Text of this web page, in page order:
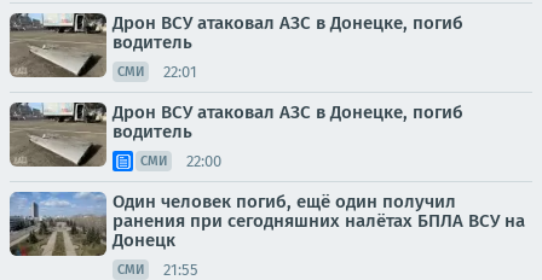
Дрон ВСУ атаковал АЗС в Донецке, погиб
водитель
СМИ 22:01
Дрон ВСУ атаковал АЗС в Донецке, погиб
водитель
СМИ 22:00
Один человек погиб, ещё один получил
ранения при сегодняшних налётах БПЛА ВСУ на
Донецк
СМИ 21:55